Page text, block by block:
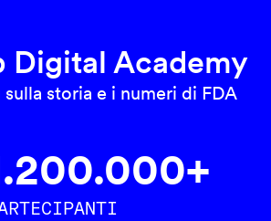
Digital Academy
storia e i numeri di FDA